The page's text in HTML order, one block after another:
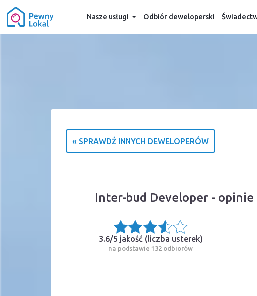
Nasze usługi Odbiór deweloperski
« SPRAWDŹ INNYCH DEWELOPERÓW
Inter-bud Developer -
3.6/5 jakość (liczba usterek)
na podstawie 132 odbiorów